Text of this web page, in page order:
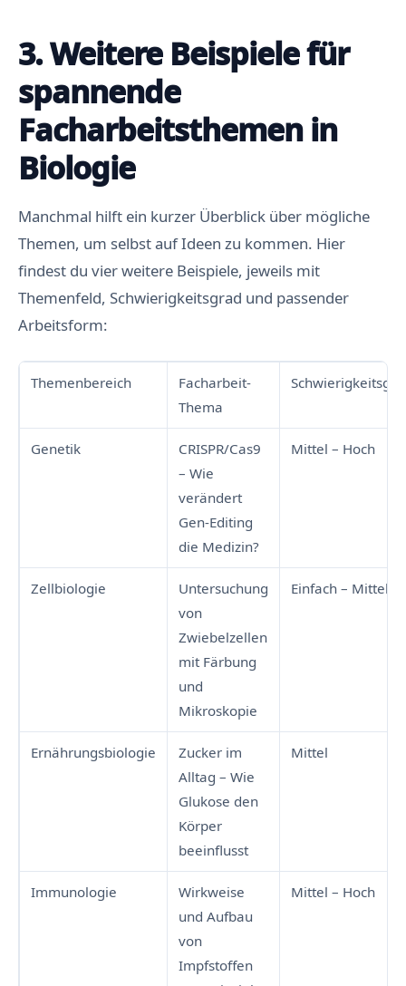
3. Weitere Beispiele für
spannende
Facharbeitsthemen in
Biologie
Manchmal hilft ein kurzer Überblick über mögliche
Themen, um selbst auf Ideen zu kommen. Hier
findest du vier weitere Beispiele, jeweils mit
Themenfeld, Schwierigkeitsgrad und passender
Arbeitsform:
Themenbereich
Facharbeit-
Thema
Genetik
CRISPR/Cas9
– Wie
verändert
Gen-Editing
die Medizin?
Mittel – Hoch
Zellbiologie
Untersuchung
von
Zwiebelzellen
mit Färbung
und
Mikroskopie
Einfach – Mittel
Ernährungsbiologie
Zucker im
Alltag – Wie
Glukose den
Körper
beeinflusst
Mittel
Immunologie
Wirkweise
und Aufbau
von
Impfstoffen
Mittel – Hoch